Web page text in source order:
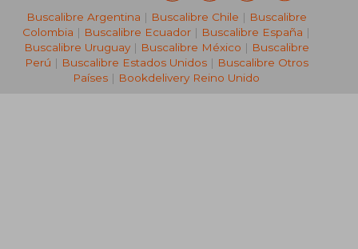
Buscalibre Argentina | Buscalibre Chile | Buscalibre
Colombia | Buscalibre Ecuador | Buscalibre España |
Buscalibre Uruguay| Buscalibre México | Buscalibre
Perú | Buscalibre Estados Unidos| Buscalibre Otros
Países | Bookdelivery Reino Unido